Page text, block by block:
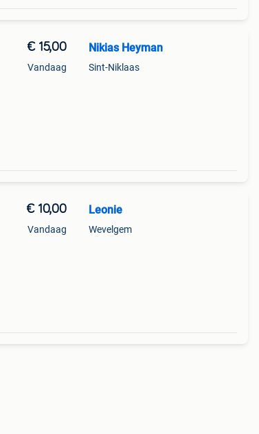
€ 15,00
Vandaag
Nikias Heyman
Sint-Niklaas
€ 10,00
Vandaag
Leonie
Wevelgem